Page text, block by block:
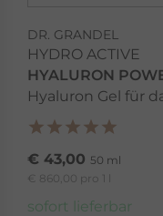
DR. GRANDEL
HYDRO ACTIVE
HYALURON
Hyaluron Gel für
€ 43,00 50 ml
€ 860,00 pro 1 l
sofort lieferbar